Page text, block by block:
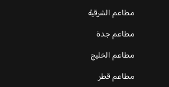
مطاعم الشرقية
مطاعم جدة
مطاعم الخليج
مطاعم قطر